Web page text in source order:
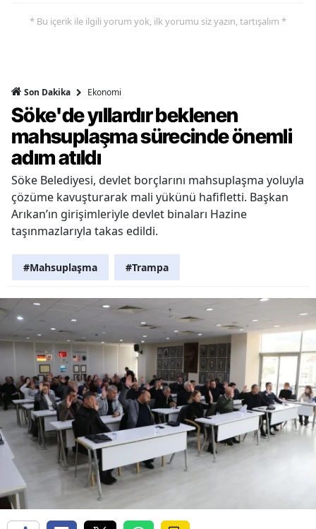
* Bu içerik ile ilgili yorum yok, ilk yorumu siz yazın, tartışalım *
Son Dakika Ekonomi
Söke'de yıllardır beklenen
mahsuplaşma sürecinde önemli
adım atıldı
Söke Belediyesi, devlet borçlarını mahsuplaşma yoluyla
çözüme kavuşturarak mali yükünü hafifletti. Başkan
Arıkan’ın girişimleriyle devlet binaları Hazine
taşınmazlarıyla takas edildi.
#Mahsuplaşma #Trampa